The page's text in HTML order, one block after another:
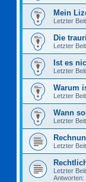
Mein
Letzter
Die
Letzter
Ist es
Letzter
Warum
Letzter
Wann
Letzter
Letzter
Letzter
Antworten: